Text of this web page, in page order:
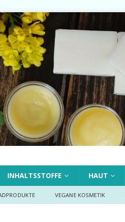
INHALTSSTOFFE HAUT
VEGANE KOSMETIK